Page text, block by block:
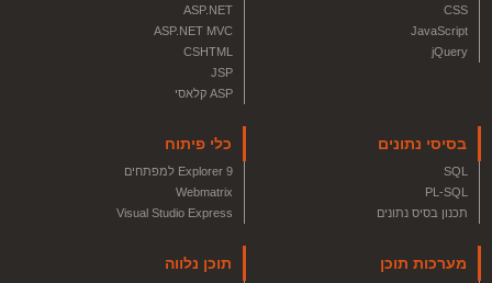
CSS
JavaScript
jQuery
ASP.NET
ASP.NET MVC
CSHTML
JSP
ASP קלאסי
בסיסי נתונים
SQL
PL-SQL
תכנון בסיס נתונים
כלי פיתוח
Explorer 9 למפתחים
Webmatrix
Visual Studio Express
מערכות תוכן תוכן נלווה